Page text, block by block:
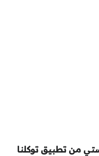
من تطبيق توكلنا